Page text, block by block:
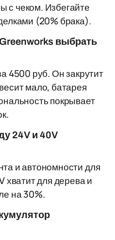
чеком. Избегайте
(20% брака).
выбрать
4500 руб. Он закрутит
мало, батарея
покрывает
24V и 40V
и автономности для
хватит для дерева и
на 30%.